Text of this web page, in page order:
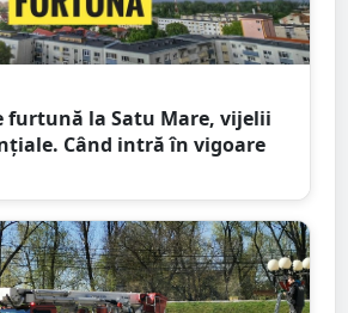
furtună la Satu Mare, vijelii
Când intră în vigoare